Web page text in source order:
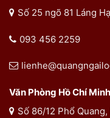
Số 25 ngõ 81 Láng
093 456 2259
Văn Phòng Hồ Chí Minh
Số 86/12 Phổ